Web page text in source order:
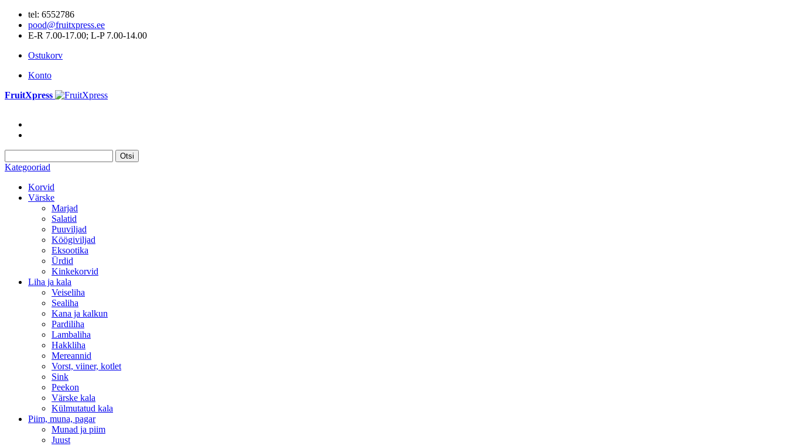
tel: 6552786
pood@fruitxpress.ee
E-R 7.00-17.00; L-P 7.00-14.00
Ostukorv
Konto
FruitXpress
Otsi
Kategooriad
Korvid
Värske
Marjad
Salatid
Puuviljad
Köögiviljad
Eksootika
Ürdid
Kinkekorvid
Liha ja kala
Veiseliha
Sealiha
Kana ja kalkun
Pardiliha
Lambaliha
Hakkliha
Mereannid
Vorst, viiner, kotlet
Sink
Peekon
Värske kala
Külmutatud kala
Piim, muna, pagar
Munad ja piim
Juust